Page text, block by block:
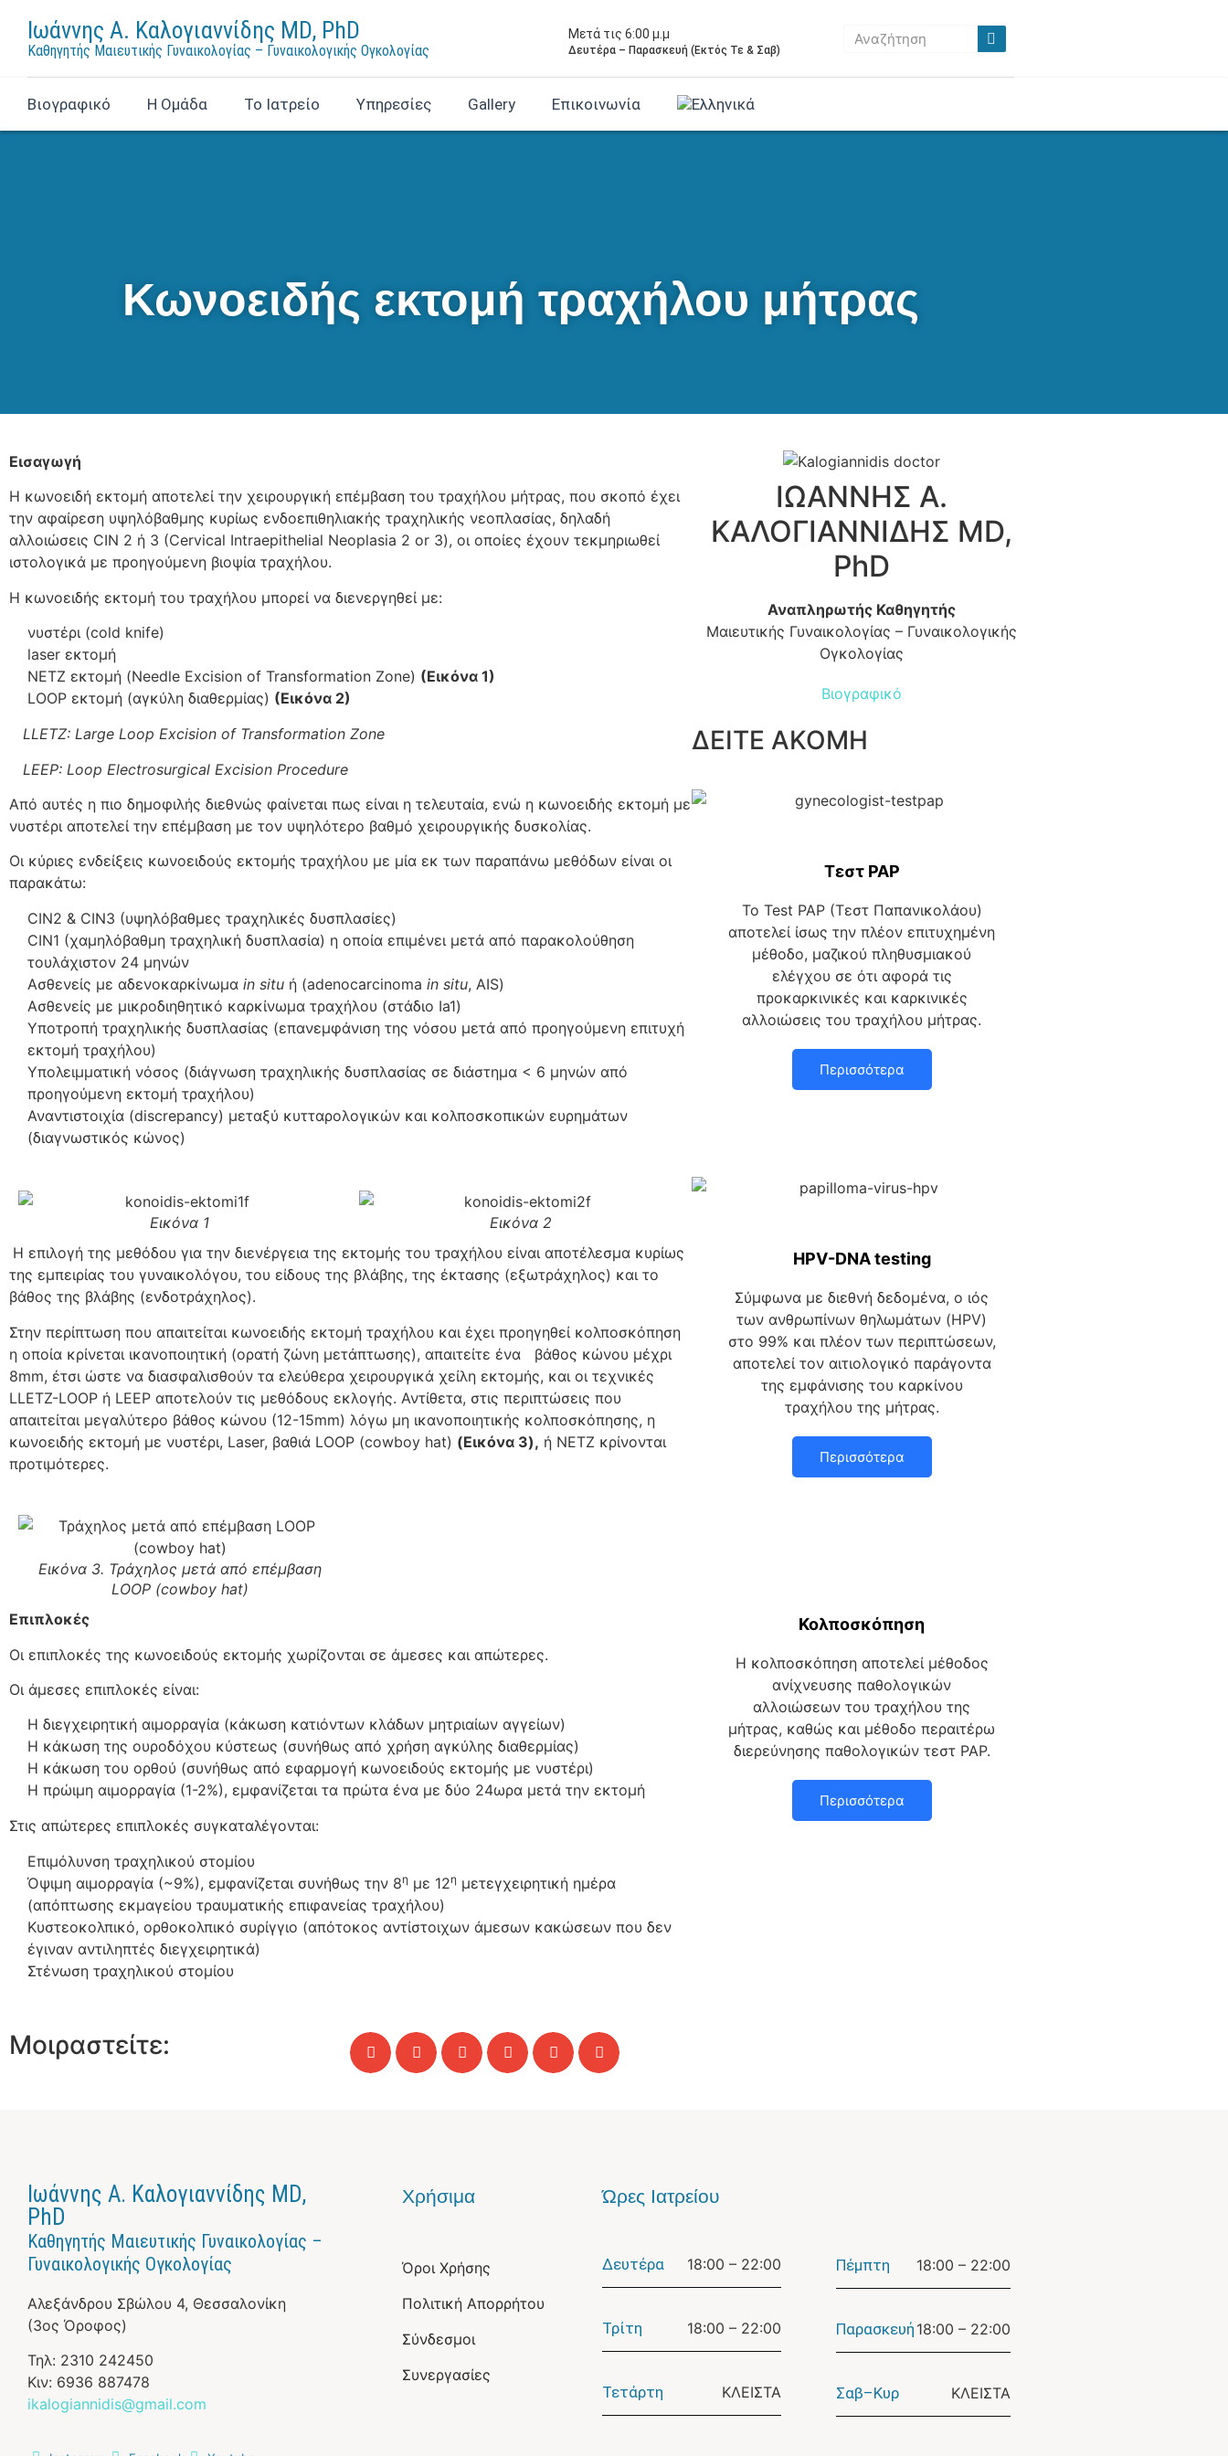
Ιωάννης Α. Καλογιαννίδης MD, PhD
Καθηγητής Μαιευτικής Γυναικολογίας – Γυναικολογικής Ογκολογίας
Μετά τις 6:00 μ.μ
Δευτέρα – Παρασκευή (Εκτός Τε & Σαβ)
Βιογραφικό Η Ομάδα Το Ιατρείο Υπηρεσίες Gallery Επικοινωνία
Κωνοειδής εκτομή τραχήλου μήτρας
Εισαγωγή
Η κωνοειδή εκτομή αποτελεί την χειρουργική επέμβαση του τραχήλου μήτρας, που σκοπό έχει
την αφαίρεση υψηλόβαθμης κυρίως ενδοεπιθηλιακής τραχηλικής νεοπλασίας, δηλαδή
αλλοιώσεις CIN 2 ή 3 (Cervical Intraepithelial Neoplasia 2 or 3), οι οποίες έχουν τεκμηριωθεί
ιστολογικά με προηγούμενη βιοψία τραχήλου.
Η κωνοειδής εκτομή του τραχήλου μπορεί να διενεργηθεί με:
νυστέρι (cold knife)
laser εκτομή
NETZ εκτομή (Needle Excision of Transformation Zone) (Εικόνα 1)
LOOP εκτομή (αγκύλη διαθερμίας) (Εικόνα 2)
LLETZ: Large Loop Excision of Transformation Zone
LEEP: Loop Electrosurgical Excision Procedure
Από αυτές η πιο δημοφιλής διεθνώς φαίνεται πως είναι η τελευταία, ενώ η κωνοειδής εκτομή με
νυστέρι αποτελεί την επέμβαση με τον υψηλότερο βαθμό χειρουργικής δυσκολίας.
Οι κύριες ενδείξεις κωνοειδούς εκτομής τραχήλου με μία εκ των παραπάνω μεθόδων είναι οι
παρακάτω:
CIN2 & CIN3 (υψηλόβαθμες τραχηλικές δυσπλασίες)
CIN1 (χαμηλόβαθμη τραχηλική δυσπλασία) η οποία επιμένει μετά από παρακολούθηση
τουλάχιστον 24 μηνών
Ασθενείς με αδενοκαρκίνωμα in situ ή (adenocarcinoma in situ, AIS)
Ασθενείς με μικροδιηθητικό καρκίνωμα τραχήλου (στάδιο Ia1)
Υποτροπή τραχηλικής δυσπλασίας (επανεμφάνιση της νόσου μετά από προηγούμενη επιτυχή
εκτομή τραχήλου)
Υπολειμματική νόσος (διάγνωση τραχηλικής δυσπλασίας σε διάστημα < 6 μηνών από
προηγούμενη εκτομή τραχήλου)
Αναντιστοιχία (discrepancy) μεταξύ κυτταρολογικών και κολποσκοπικών ευρημάτων
(διαγνωστικός κώνος)
Εικόνα 1
Εικόνα 2
Η επιλογή της μεθόδου για την διενέργεια της εκτομής του τραχήλου είναι αποτέλεσμα κυρίως
της εμπειρίας του γυναικολόγου, του είδους της βλάβης, της έκτασης (εξωτράχηλος) και το
βάθος της βλάβης (ενδοτράχηλος).
Στην περίπτωση που απαιτείται κωνοειδής εκτομή τραχήλου και έχει προηγηθεί κολποσκόπηση
η οποία κρίνεται ικανοποιητική (ορατή ζώνη μετάπτωσης), απαιτείτε ένα βάθος κώνου μέχρι
8mm, έτσι ώστε να διασφαλισθούν τα ελεύθερα χειρουργικά χείλη εκτομής, και οι τεχνικές
LLETZ-LOOP ή LEEP αποτελούν τις μεθόδους εκλογής. Αντίθετα, στις περιπτώσεις που
απαιτείται μεγαλύτερο βάθος κώνου (12-15mm) λόγω μη ικανοποιητικής κολποσκόπησης, η
κωνοειδής εκτομή με νυστέρι, Laser, βαθιά LOOP (cowboy hat) (Εικόνα 3), ή NETZ κρίνονται
προτιμότερες.
Εικόνα 3. Τράχηλος μετά από επέμβαση
LOOP (cowboy hat)
Επιπλοκές
Οι επιπλοκές της κωνοειδούς εκτομής χωρίζονται σε άμεσες και απώτερες.
Οι άμεσες επιπλοκές είναι:
Η διεγχειρητική αιμορραγία (κάκωση κατιόντων κλάδων μητριαίων αγγείων)
Η κάκωση της ουροδόχου κύστεως (συνήθως από χρήση αγκύλης διαθερμίας)
Η κάκωση του ορθού (συνήθως από εφαρμογή κωνοειδούς εκτομής με νυστέρι)
Η πρώιμη αιμορραγία (1-2%), εμφανίζεται τα πρώτα ένα με δύο 24ωρα μετά την εκτομή
Στις απώτερες επιπλοκές συγκαταλέγονται:
Επιμόλυνση τραχηλικού στομίου
Όψιμη αιμορραγία (~9%), εμφανίζεται συνήθως την 8η με 12η μετεγχειρητική ημέρα
(απόπτωσης εκμαγείου τραυματικής επιφανείας τραχήλου)
Κυστεοκολπικό, ορθοκολπικό συρίγγιο (απότοκος αντίστοιχων άμεσων κακώσεων που δεν
έγιναν αντιληπτές διεγχειρητικά)
Στένωση τραχηλικού στομίου
Μοιραστείτε:
ΙΩΑΝΝΗΣ Α.
ΚΑΛΟΓΙΑΝΝΙΔΗΣ MD,
PhD
Αναπληρωτής Καθηγητής
Μαιευτικής Γυναικολογίας – Γυναικολογικής
Ογκολογίας
Βιογραφικό
ΔΕΙΤΕ ΑΚΟΜΗ
Tεστ PAP
Το Test PAP (Τεστ Παπανικολάου)
αποτελεί ίσως την πλέον επιτυχημένη
μέθοδο, μαζικού πληθυσμιακού
ελέγχου σε ότι αφορά τις
προκαρκινικές και καρκινικές
αλλοιώσεις του τραχήλου μήτρας.
Περισσότερα
HPV-DNA testing
Σύμφωνα με διεθνή δεδομένα, ο ιός
των ανθρωπίνων θηλωμάτων (HPV)
στο 99% και πλέον των περιπτώσεων,
αποτελεί τον αιτιολογικό παράγοντα
της εμφάνισης του καρκίνου
τραχήλου της μήτρας.
Περισσότερα
Κολποσκόπηση
Η κολποσκόπηση αποτελεί μέθοδος
ανίχνευσης παθολογικών
αλλοιώσεων του τραχήλου της
μήτρας, καθώς και μέθοδο περαιτέρω
διερεύνησης παθολογικών τεστ PAP.
Περισσότερα
Ιωάννης Α. Καλογιαννίδης MD,
PhD
Καθηγητής Μαιευτικής Γυναικολογίας –
Γυναικολογικής Ογκολογίας
Αλεξάνδρου Σβώλου 4, Θεσσαλονίκη
(3ος Όροφος)
Τηλ: 2310 242450
Κιν: 6936 887478
ikalogiannidis@gmail.com
Χρήσιμα
Όροι Χρήσης
Πολιτική Απορρήτου
Σύνδεσμοι
Συνεργασίες
Ώρες Ιατρείου
Δευτέρα 18:00 – 22:00
Τρίτη 18:00 – 22:00
Τετάρτη ΚΛΕΙΣΤΑ
Πέμπτη 18:00 – 22:00
Παρασκευή 18:00 – 22:00
Σαβ–Κυρ ΚΛΕΙΣΤΑ